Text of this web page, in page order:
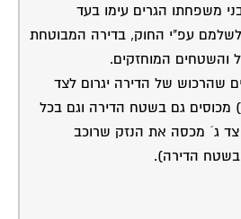
משפחתו הגרים עימו בעד
לשלמם עפ"י החוק, בדירה המבוטחת
והשטחים המוחזקים.
שהרכוש של הדירה יגרום לצד
מכוסים גם בשטח הדירה וגם בכל
צד ג´ מכסה את הנזק שרוכב
בשטח הדירה).